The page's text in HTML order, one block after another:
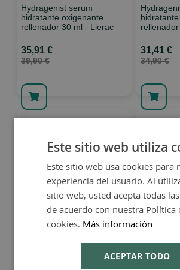
Hydragenist serum
hidratante oxigenante
rellenador 30 ml - Lierac
35,91 €
39,90 €
31,41 €
34,90 €
Leche Desmaquillante
200ml - Lierac
Lift
Ojos
35,91 €
Este sitio web utiliza
Este sitio web usa cookies para
experiencia del usuario. Al
sitio web, usted acepta todas
de acuerdo con nuestra Política
cookies. Más información
ACEPTAR TODO